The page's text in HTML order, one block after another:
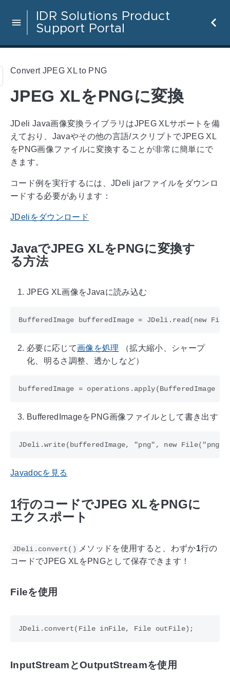
IDR Solutions Product
Support Portal
Convert JPEG XL to PNG
JPEG XLをPNGに変換
JDeli Java画像変換ライブラリはJPEG XLサポートを備
えており、Javaやその他の言語/スクリプトでJPEG XL
をPNG画像ファイルに変換することが非常に簡単にで
きます。
コード例を実行するには、JDeli jarファイルをダウンロ
ードする必要があります：
JDeliをダウンロード
JavaでJPEG XLをPNGに変換す
る方法
JPEG XL画像をJavaに読み込む
必要に応じて画像を処理 （拡大縮小、シャープ
化、明るさ調整、透かしなど）
BufferedImageをPNG画像ファイルとして書き出す
Javadocを見る
1行のコードでJPEG XLをPNGに
エクスポート
JDeli.convert() メソッドを使用すると、わずか1行の
コードでJPEG XLをPNGとして保存できます！
Fileを使用
InputStreamとOutputStreamを使用